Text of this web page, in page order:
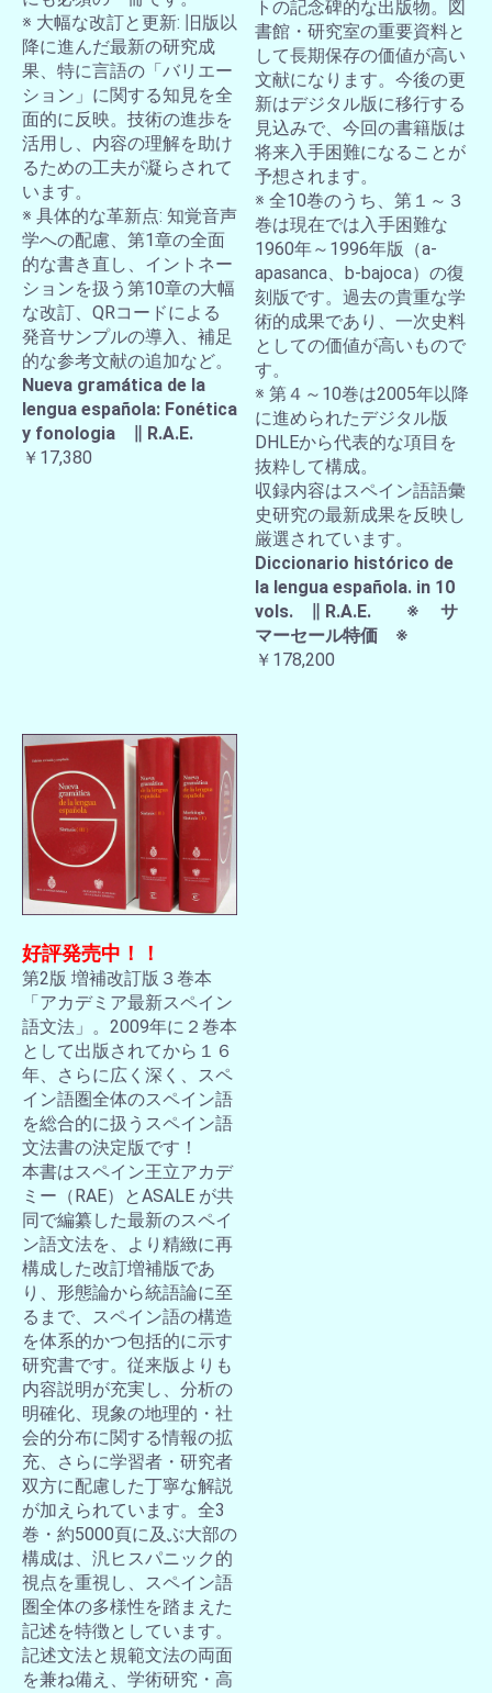
※ 大幅な改訂と更新: 旧版以
降に進んだ最新の研究成
果、特に言語の「バリエー
ション」に関する知見を全
面的に反映。技術の進歩を
活用し、内容の理解を助け
るための工夫が凝らされて
います。
※ 具体的な革新点: 知覚音声
学への配慮、第1章の全面
的な書き直し、イントネー
ションを扱う第10章の大幅
な改訂、QRコードによる
発音サンプルの導入、補足
的な参考文献の追加など。
Nueva gramática de la
lengua española: Fonética
y fonologia ∥ R.A.E.
￥17,380
トの記念碑的な出版物。図
書館・研究室の重要資料と
して長期保存の価値が高い
文献になります。今後の更
新はデジタル版に移行する
見込みで、今回の書籍版は
将来入手困難になることが
予想されます。
※ 全10巻のうち、第１～３
巻は現在では入手困難な
1960年～1996年版（a-
apasanca、b-bajoca）の復
刻版です。過去の貴重な学
術的成果であり、一次史料
としての価値が高いもので
す。
※ 第４～10巻は2005年以降
に進められたデジタル版
DHLEから代表的な項目を
抜粋して構成。
収録内容はスペイン語語彙
史研究の最新成果を反映し
厳選されています。
Diccionario histórico de
la lengua española. in 10
vols. ∥ R.A.E. ※ サ
マーセール特価 ※
￥178,200
好評発売中！！
第2版 増補改訂版３巻本
「アカデミア最新スペイン
語文法」。2009年に２巻本
として出版されてから１６
年、さらに広く深く、スペ
イン語圏全体のスペイン語
を総合的に扱うスペイン語
文法書の決定版です！
本書はスペイン王立アカデ
ミー（RAE）とASALE が共
同で編纂した最新のスペイ
ン語文法を、より精緻に再
構成した改訂増補版であ
り、形態論から統語論に至
るまで、スペイン語の構造
を体系的かつ包括的に示す
研究書です。従来版よりも
内容説明が充実し、分析の
明確化、現象の地理的・社
会的分布に関する情報の拡
充、さらに学習者・研究者
双方に配慮した丁寧な解説
が加えられています。全3
巻・約5000頁に及ぶ大部の
構成は、汎ヒスパニック的
視点を重視し、スペイン語
圏全体の多様性を踏まえた
記述を特徴としています。
記述文法と規範文法の両面
を兼ね備え、学術研究・高